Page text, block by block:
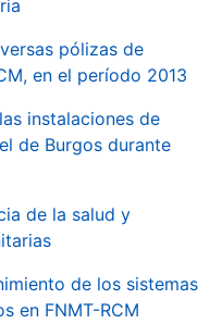
pólizas de
en el período 2013
instalaciones de
de Burgos durante
de la salud y
de los sistemas
en FNMT-RCM